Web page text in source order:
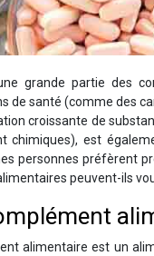
grande partie des
de santé (comme des
croissante de
chimiques), est
personnes préfèrent
peuvent-ils
alimentaire est un